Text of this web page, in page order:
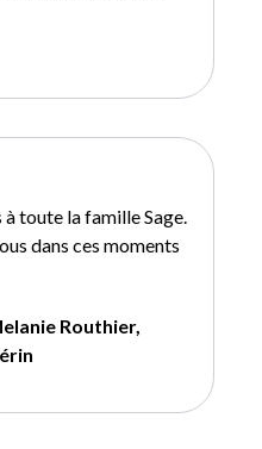
toute la famille Sage.
dans ces moments
Routhier,